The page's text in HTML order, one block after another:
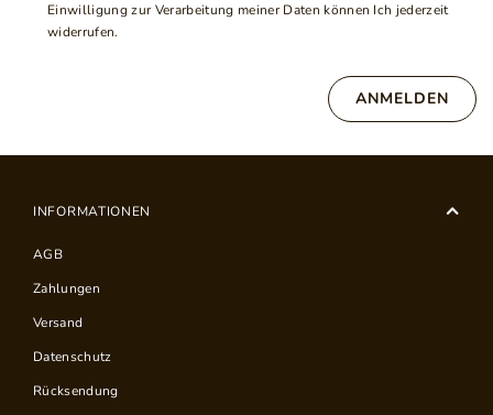
Einwilligung zur Verarbeitung meiner Daten können Ich jederzeit
widerrufen.
ANMELDEN
INFORMATIONEN
AGB
Zahlungen
Versand
Datenschutz
Rücksendung